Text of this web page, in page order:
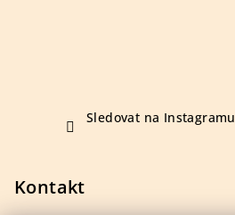
Sledovat na Instagramu
Kontakt